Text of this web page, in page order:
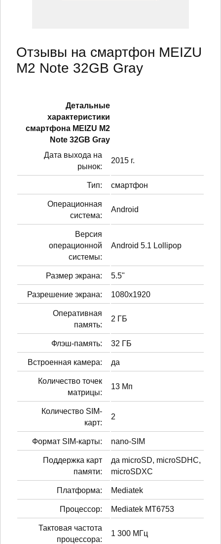
Отзывы на смартфон MEIZU
M2 Note 32GB Gray
Детальные
характеристики
смартфонa MEIZU M2
Note 32GB Gray
Дата выхода на
рынок:
2015 г.
Тип: смартфон
Операционная
система:
Android
Версия
операционной
системы:
Android 5.1 Lollipop
Размер экрана: 5.5"
Разрешение экрана: 1080x1920
Оперативная
память:
2 ГБ
Флэш-память: 32 ГБ
Встроенная камера: да
Количество точек
матрицы:
13 Мп
Количество SIM-
карт:
2
Формат SIM-карты: nano-SIM
Поддержка карт
памяти:
да microSD, microSDHC,
microSDXC
Платформа: Mediatek
Процессор: Mediatek MT6753
Тактовая частота
процессора:
1 300 МГц